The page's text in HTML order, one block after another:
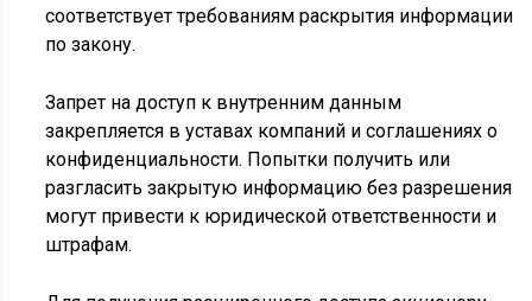
соответствует требованиям раскрытия информации
по закону.
Запрет на доступ к внутренним данным
закрепляется в уставах компаний и соглашениях о
конфиденциальности. Попытки получить или
разгласить закрытую информацию без разрешения
могут привести к юридической ответственности и
штрафам.